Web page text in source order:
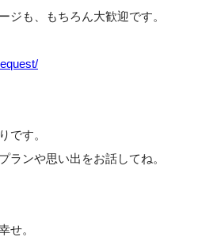
ジも、もちろん大歓迎です。
です。
ランや思い出をお話してね。
せ。